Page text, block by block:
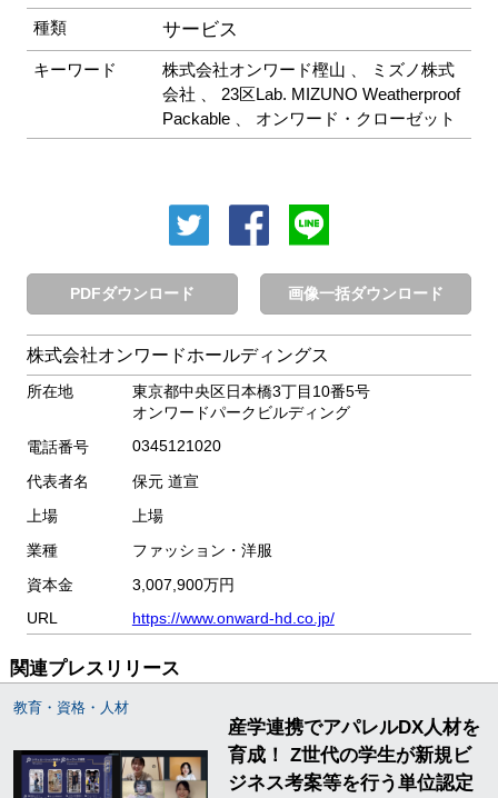
種類 サービス
キーワード 株式会社オンワード樫山
ミズノ株式
会社
23区Lab. MIZUNO Weatherproof
Packable
オンワード・クローゼット
PDFダウンロード 画像一括ダウンロード
株式会社オンワードホールディングス
所在地
東京都中央区日本橋3丁目10番5号
オンワードパークビルディング
電話番号
0345121020
代表者名
保元 道宣
上場
上場
業種
ファッション・洋服
資本金
3,007,900万円
URL
https://www.onward-hd.co.jp/
関連プレスリリース
教育・資格・人材
産学連携でアパレルDX人材を
育成！ Z世代の学生が新規ビ
ジネス考案等を行う単位認定